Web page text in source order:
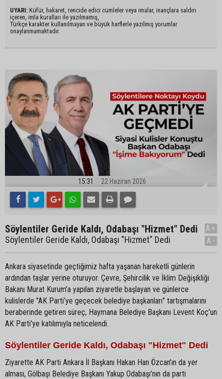
UYARI: Küfür, hakaret, rencide edici cümleler veya imalar, inançlara saldırı
içeren, imla kuralları ile yazılmamış,
Türkçe karakter kullanılmayan ve büyük harflerle yazılmış yorumlar
onaylanmamaktadır.
15:31 22 Haziran 2026
Söylentiler Geride Kaldı, Odabaşı "Hizmet" Dedi
Söylentiler Geride Kaldı, Odabaşı "Hizmet" Dedi
A+
A-
Ankara siyasetinde geçtiğimiz hafta yaşanan hareketli günlerin
ardından taşlar yerine oturuyor. Çevre, Şehircilik ve İklim Değişikliği
Bakanı Murat Kurum’a yapılan ziyaretle başlayan ve günlerce
kulislerde "AK Parti’ye geçecek belediye başkanları" tartışmalarını
beraberinde getiren süreç, Haymana Belediye Başkanı Levent Koç’un
AK Parti’ye katılımıyla neticelendi.
Söylentiler Geride Kaldı, Odabaşı "Hizmet" Dedi
Ziyarette AK Parti Ankara İl Başkanı Hakan Han Özcan’ın da yer
alması, Gölbaşı Belediye Başkanı Yakup Odabaşı’nın da parti